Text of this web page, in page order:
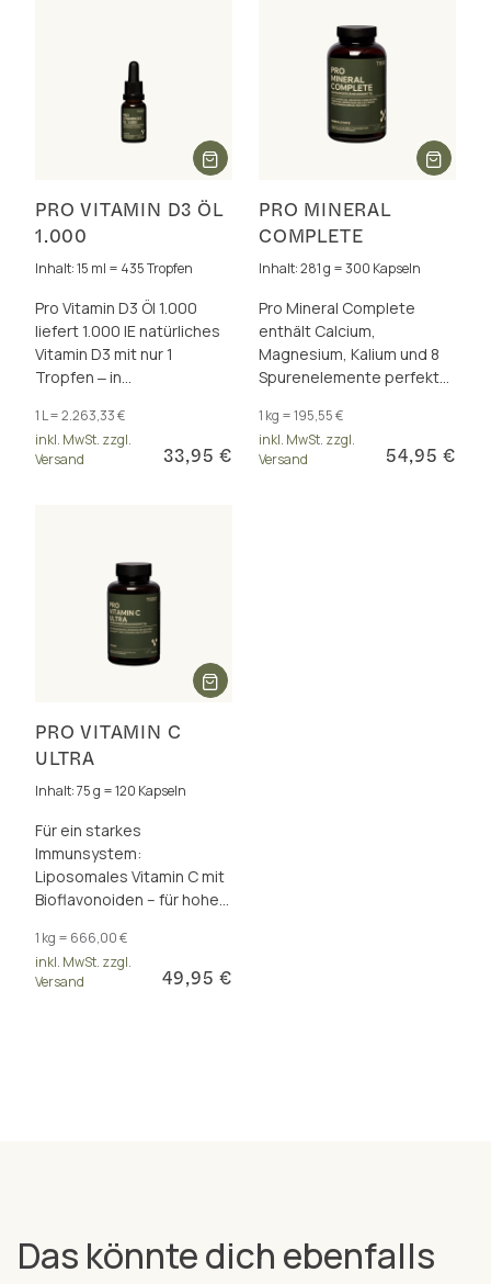
PRO VITAMIN D3 ÖL
1.000
Inhalt: 15 ml = 435 Tropfen
Pro Vitamin D3 Öl 1.000
liefert 1.000 IE natürliches
Vitamin D3 mit nur 1
Tropfen ‒ in
Kombination mit Vitamin A
und K2 (all-trans MK-7).
1 L = 2.263,33 €
inkl. MwSt. zzgl.
Versand
33,95 €
PRO MINERAL
COMPLETE
Inhalt: 281 g = 300 Kapseln
Pro Mineral Complete
enthält Calcium,
Magnesium, Kalium und 8
Spurenelemente perfekt
17 hervorragend
bioverfügbare Formen.
1 kg = 195,55 €
inkl. MwSt. zzgl.
Versand
54,95 €
PRO VITAMIN C
ULTRA
Inhalt: 75 g = 120 Kapseln
Für ein starkes
Immunsystem:
Liposomales Vitamin C mit
Bioflavonoiden – für hohe
Stunden. 7-fach besser
bioverfügbar.
1 kg = 666,00 €
inkl. MwSt. zzgl.
Versand
49,95 €
Das könnte dich ebenfalls